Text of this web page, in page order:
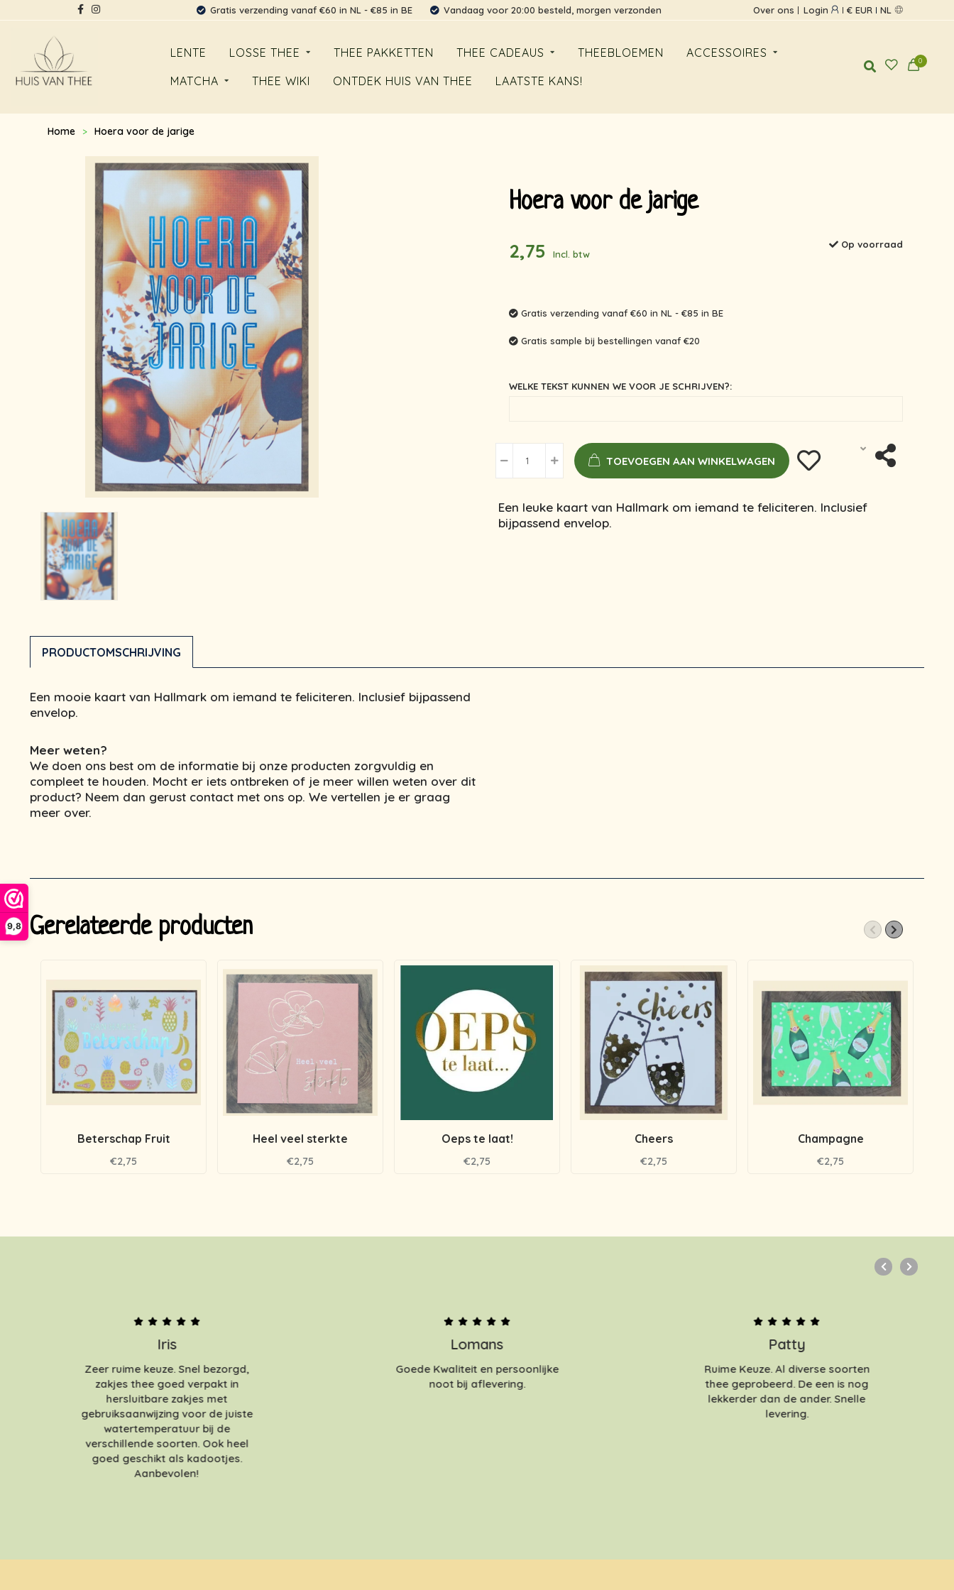
9,8
Gratis verzending vanaf €60 in NL - €85 in BE Vandaag voor 20:00 besteld, morgen verzonden Over ons Login € EUR NL
LENTE LOSSE THEE THEE PAKKETTEN THEE CADEAUS THEEBLOEMEN
ACCESSOIRES
MATCHA
THEE WIKI ONTDEK HUIS VAN THEE LAATSTE KANS!
0
Home > Hoera voor de jarige
Hoera voor de jarige
2,75 Incl. btw
Op voorraad
Gratis verzending vanaf €60 in NL - €85 in BE
Gratis sample bij bestellingen vanaf €20
WELKE TEKST KUNNEN WE VOOR JE SCHRIJVEN?:
TOEVOEGEN AAN WINKELWAGEN
Een leuke kaart van Hallmark om iemand te feliciteren. Inclusief
bijpassend envelop.
PRODUCTOMSCHRIJVING
Een mooie kaart van Hallmark om iemand te feliciteren. Inclusief bijpassend
envelop.
Meer weten?
We doen ons best om de informatie bij onze producten zorgvuldig en
compleet te houden. Mocht er iets ontbreken of je meer willen weten over dit
product? Neem dan gerust contact met ons op. We vertellen je er graag
meer over.
Gerelateerde producten
Beterschap Fruit
€2,75
Heel veel sterkte
€2,75
Oeps te laat!
€2,75
Cheers
€2,75
Champagne
€2,75
Iris
Zeer ruime keuze. Snel bezorgd,
zakjes thee goed verpakt in
hersluitbare zakjes met
gebruiksaanwijzing voor de juiste
watertemperatuur bij de
verschillende soorten. Ook heel
goed geschikt als kadootjes.
Aanbevolen!
Lomans
Goede Kwaliteit en persoonlijke
noot bij aflevering.
Patty
Ruime Keuze. Al diverse soorten
thee geprobeerd. De een is nog
lekkerder dan de ander. Snelle
levering.